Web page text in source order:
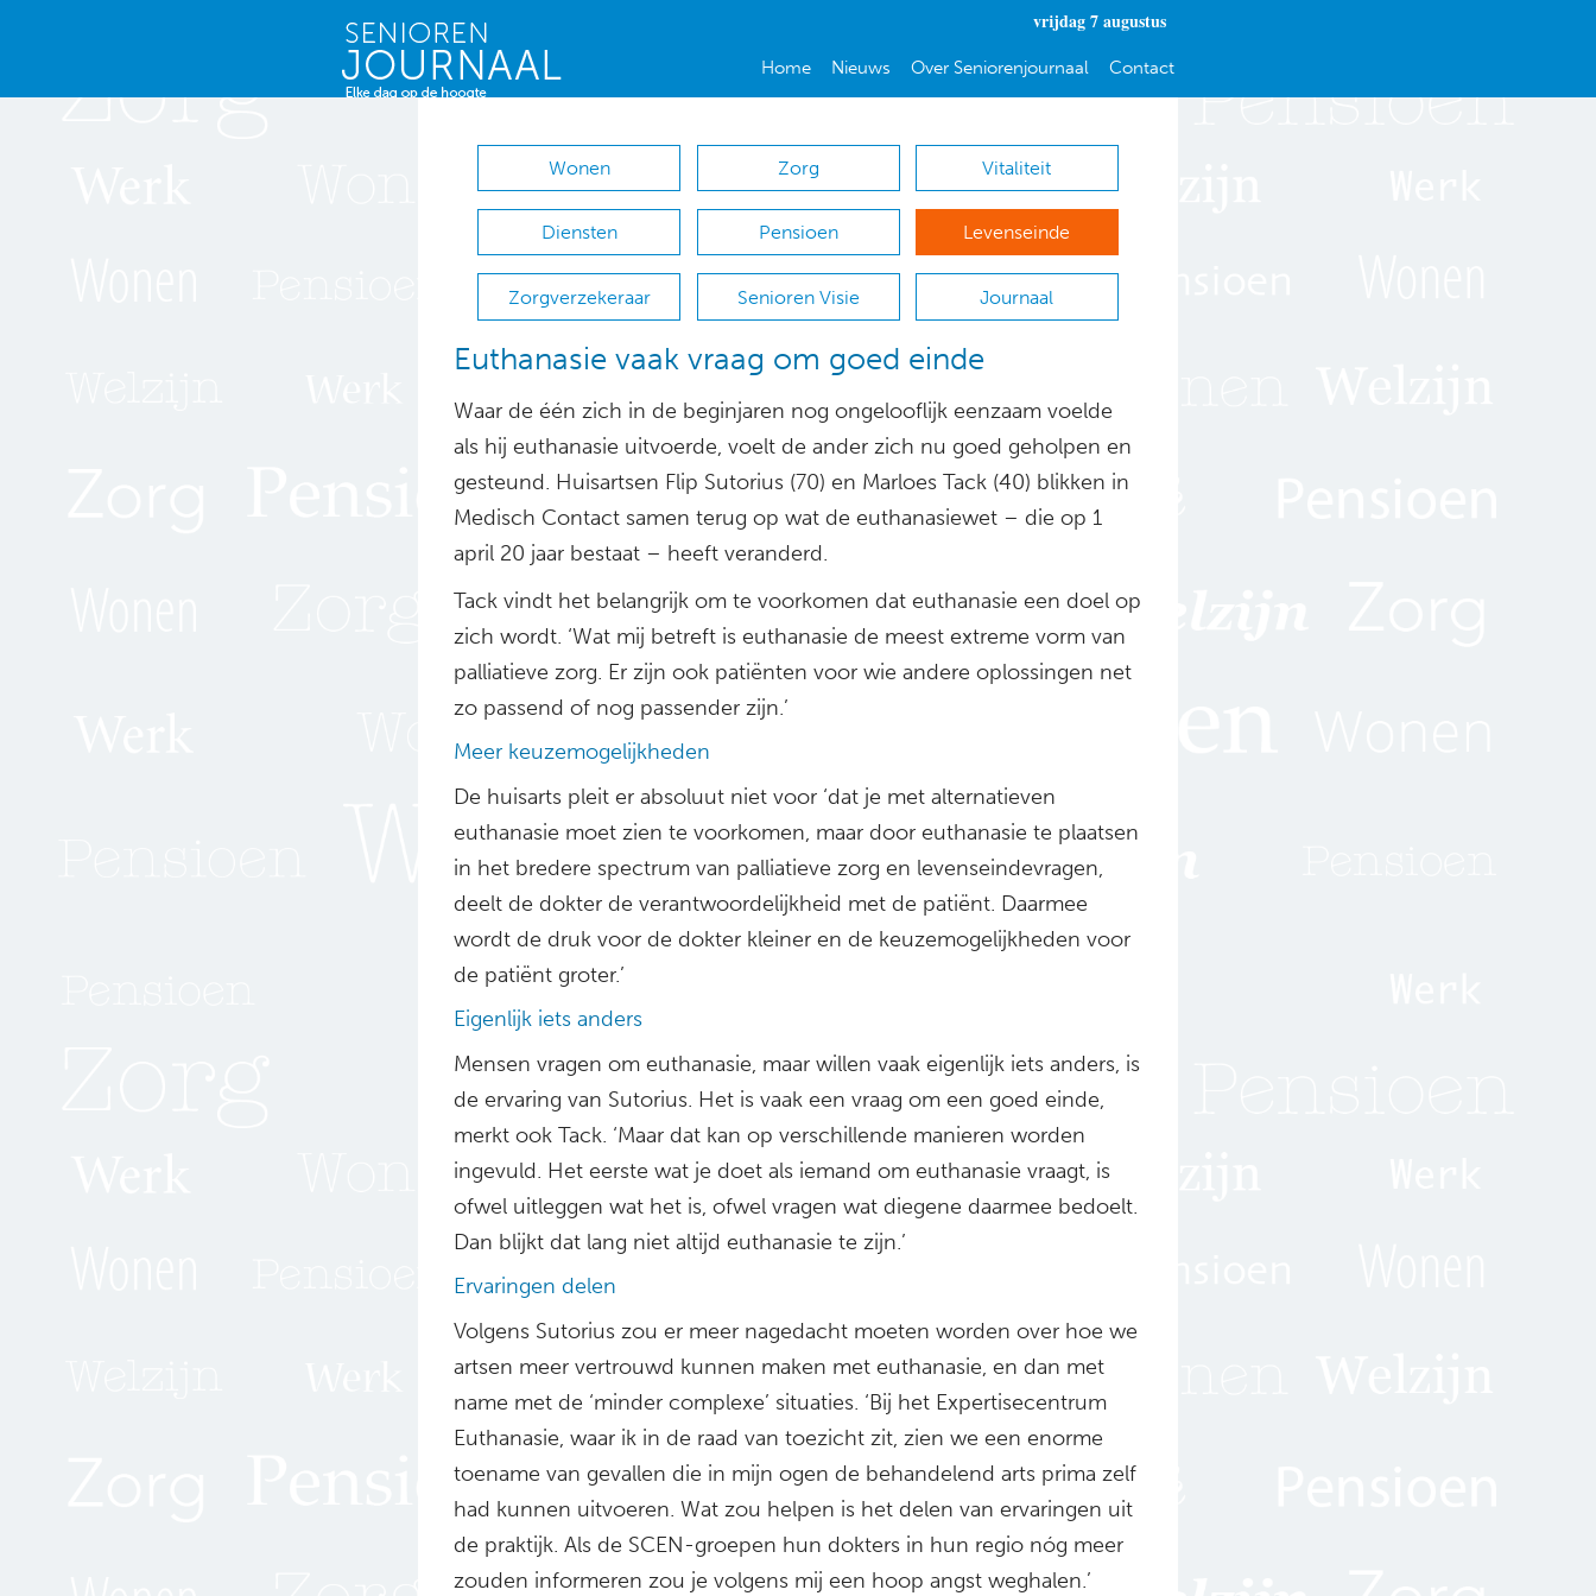
vrijdag 7 augustus
Home Nieuws Over Seniorenjournaal Contact
Wonen Zorg Vitaliteit
Diensten Pensioen Levenseinde
Zorgverzekeraar Senioren Visie Journaal
Euthanasie vaak vraag om goed einde
Waar de één zich in de beginjaren nog ongelooflijk eenzaam voelde
als hij euthanasie uitvoerde, voelt de ander zich nu goed geholpen en
gesteund. Huisartsen Flip Sutorius (70) en Marloes Tack (40) blikken in
Medisch Contact samen terug op wat de euthanasiewet – die op 1
april 20 jaar bestaat – heeft veranderd.
Tack vindt het belangrijk om te voorkomen dat euthanasie een doel op
zich wordt. ‘Wat mij betreft is euthanasie de meest extreme vorm van
palliatieve zorg. Er zijn ook patiënten voor wie andere oplossingen net
zo passend of nog passender zijn.’
Meer keuzemogelijkheden
De huisarts pleit er absoluut niet voor ‘dat je met alternatieven
euthanasie moet zien te voorkomen, maar door euthanasie te plaatsen
in het bredere spectrum van palliatieve zorg en levenseindevragen,
deelt de dokter de verantwoordelijkheid met de patiënt. Daarmee
wordt de druk voor de dokter kleiner en de keuzemogelijkheden voor
de patiënt groter.’
Eigenlijk iets anders
Mensen vragen om euthanasie, maar willen vaak eigenlijk iets anders, is
de ervaring van Sutorius. Het is vaak een vraag om een goed einde,
merkt ook Tack. ‘Maar dat kan op verschillende manieren worden
ingevuld. Het eerste wat je doet als iemand om euthanasie vraagt, is
ofwel uitleggen wat het is, ofwel vragen wat diegene daarmee bedoelt.
Dan blijkt dat lang niet altijd euthanasie te zijn.’
Ervaringen delen
Volgens Sutorius zou er meer nagedacht moeten worden over hoe we
artsen meer vertrouwd kunnen maken met euthanasie, en dan met
name met de ‘minder complexe’ situaties. ‘Bij het Expertisecentrum
Euthanasie, waar ik in de raad van toezicht zit, zien we een enorme
toename van gevallen die in mijn ogen de behandelend arts prima zelf
had kunnen uitvoeren. Wat zou helpen is het delen van ervaringen uit
de praktijk. Als de SCEN-groepen hun dokters in hun regio nóg meer
zouden informeren zou je volgens mij een hoop angst weghalen.’